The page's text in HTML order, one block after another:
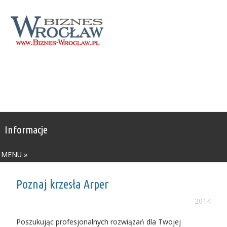
Informacje
MENU »
Poznaj krzesła Arper
2014
Poszukując profesjonalnych rozwiązań dla Twojej